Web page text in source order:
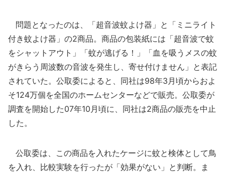
問題となったのは、「超音波蚊よけ器」と「ミニライト
付き蚊よけ器」の2商品。商品の包装紙には「超音波で蚊
をシャットアウト」「蚊が逃げる！」「血を吸うメスの蚊
がきらう周波数の音波を発生し、寄せ付けません」と表記
されていた。公取委によると、同社は98年3月頃からおよ
そ124万個を全国のホームセンターなどで販売。公取委が
調査を開始した07年10月頃に、同社は2商品の販売を中止
した。
公取委は、この商品を入れたケージに蚊と検体として鳥
を入れ、比較実験を行ったが「効果がない」と判断。ま